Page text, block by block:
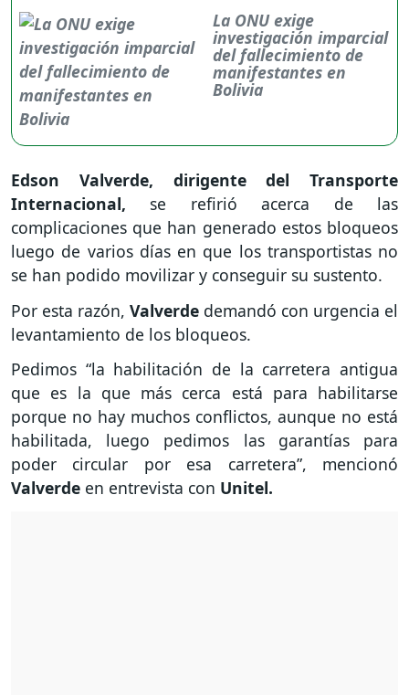
La ONU exige
investigación imparcial
del fallecimiento de
manifestantes en
Bolivia
Edson Valverde, dirigente del Transporte
Internacional, se refirió acerca de las
complicaciones que han generado estos bloqueos
luego de varios días en que los transportistas no
se han podido movilizar y conseguir su sustento.
Por esta razón, Valverde demandó con urgencia el
levantamiento de los bloqueos.
Pedimos “la habilitación de la carretera antigua
que es la que más cerca está para habilitarse
porque no hay muchos conflictos, aunque no está
habilitada, luego pedimos las garantías para
poder circular por esa carretera”, mencionó
Valverde en entrevista con Unitel.